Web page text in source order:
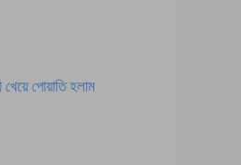
পোয়াতি হলাম